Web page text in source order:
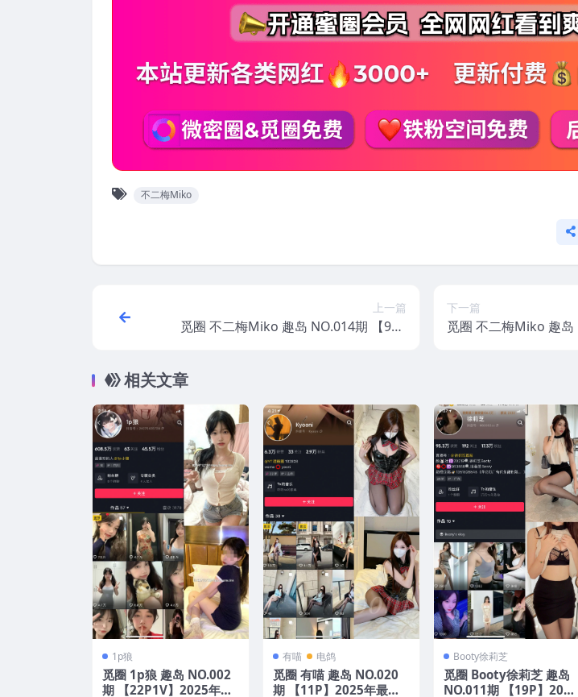
不二梅Miko
上一篇
觅圈 不二梅Miko 趣岛 NO.014期 【9P2
下一篇
觅圈 不二梅Miko 趣岛
相关文章
1p狼
觅圈 1p狼 趣岛 NO.002
期 【22P1V】2025年最
有喵 电鸽
觅圈 有喵 趣岛 NO.020
期 【11P】2025年最新
Booty徐莉芝
觅圈 Booty徐莉芝 趣岛
NO.011期 【19P】2025